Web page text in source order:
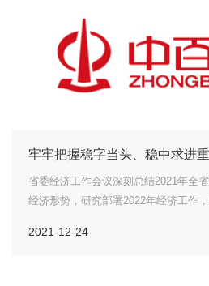
牢牢把握稳字当头、稳中求进
省委经济工作会议深刻总结2021年全
经济形势，研究部署2022年经济工作
大胜利召开，具有十分重要的意义。
2021-12-24